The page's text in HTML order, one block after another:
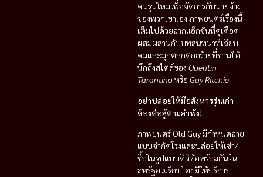
คนรุ่นใหม่เพื่อจัดการกับนายจ้าง
ของพวกเขาเอง ภาพยนตร์เรื่องนี้
เต็มไปด้วยฉากแอ็กชันที่ดุเดือด
ผสมผสานกับบทสนทนาที่เฉียบ
คมและมุกตลกตลกร้ายที่ชวนให้
นึกถึงสไตล์ของ Quentin
Tarantinoหรือ Guy Ritchie
อย่าปล่อยให้มือสังหารรุ่นเก๋า
ต้องต่อสู้ตามลำพัง!
ภาพยนตร์Old Guyมีกำหนดฉาย
แบบจำกัดโรงและปล่อยให้เช่า/
ซื้อในรูปแบบดิจิทัลพร้อมกันใน
สหรัฐอเมริกา โดยมีให้บริการ